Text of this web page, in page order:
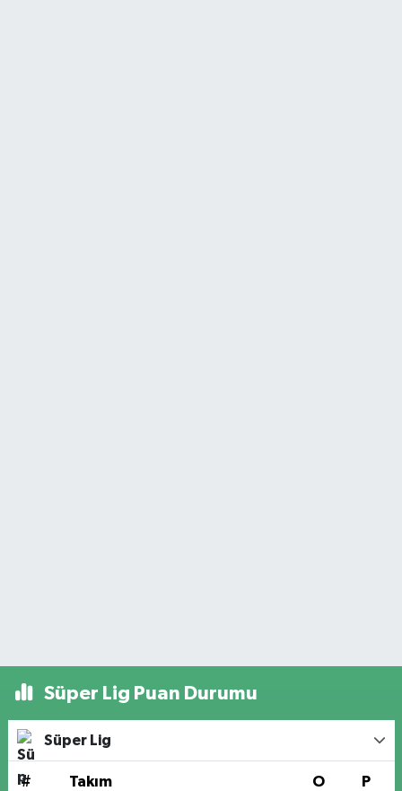
Süper Lig Puan Durumu
Süper Lig
# Takım O P